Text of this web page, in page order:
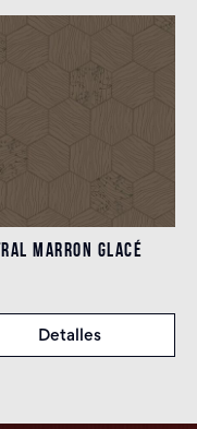
MARRON GLACÉ
Detalles